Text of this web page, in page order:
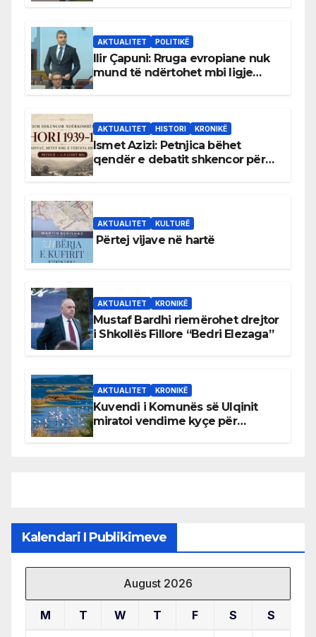
AKTUALITET POLITIKË
Ilir Çapuni: Rruga evropiane nuk
mund të ndërtohet mbi ligje
AKTUALITET HISTORI KRONIKË
Ismet Azizi: Petnjica bëhet
qendër e debatit shkencor për
AKTUALITET KULTURË
Përtej vijave në hartë
AKTUALITET KRONIKË
Mustaf Bardhi riemërohet drejtor
i Shkollës Fillore “Bedri Elezaga”
AKTUALITET KRONIKË
Kuvendi i Komunës së Ulqinit
miratoi vendime kyçe për
Kalendari I Publikimeve
August 2026
M T W T F S S